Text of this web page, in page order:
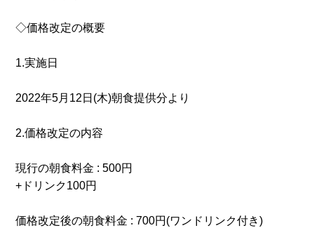
◇価格改定の概要
1.実施日
2022年5月12日(木)朝食提供分より
2.価格改定の内容
現行の朝食料金 : 500円
+ドリンク100円
価格改定後の朝食料金 : 700円(ワンドリンク付き)